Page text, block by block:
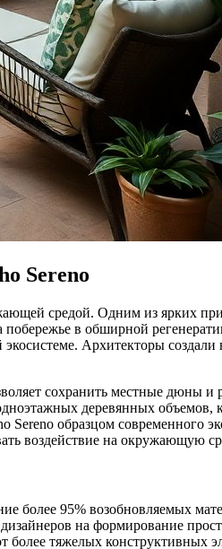
Sereno
средой. Одним из ярких
в обширной
Архитекторы
сохранить местные дюны и
деревянных
образцом современного
воздействие на окружающую
более 95% возобновляемых
на формирование
более тяжелых конструктивных